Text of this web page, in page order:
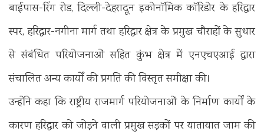
बाईपास-रिंग रोड, दिल्ली-देहरादून इकोनॉमिक कॉरिडोर के हरिद्वार
स्पर, हरिद्वार-नगीना मार्ग तथा हरिद्वार क्षेत्र के प्रमुख चौराहों के सुधार
से संबंधित परियोजनाओं सहित कुंभ क्षेत्र में एनएचएआई द्वारा
संचालित अन्य कार्यों की प्रगति की विस्तृत समीक्षा की।
उन्होंने कहा कि राष्ट्रीय राजमार्ग परियोजनाओं के निर्माण कार्यों के
कारण हरिद्वार को जोड़ने वाली प्रमुख सड़कों पर यातायात जाम की